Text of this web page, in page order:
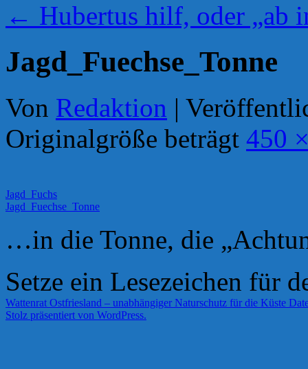
← Hubertus hilf, oder „ab
Jagd_Fuechse_Tonne
Von Redaktion |
Originalgröße beträgt 450
Jagd_Fuchs
Jagd_Fuechse_Tonne
…in die Tonne, die
Setze ein Lesezeichen für
Wattenrat Ostfriesland – unabhängiger Naturschutz für die Küste
Stolz präsentiert von WordPress.